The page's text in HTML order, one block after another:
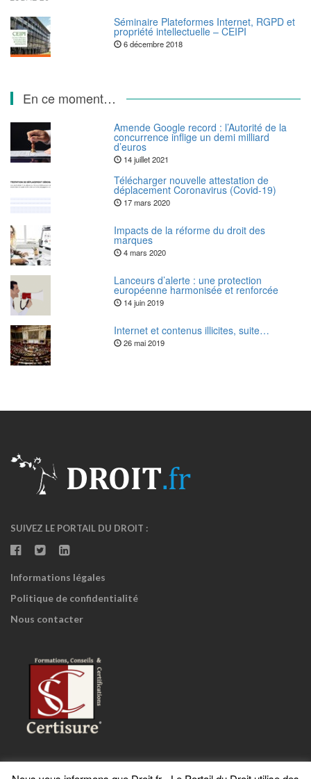
Séminaire Plateformes Internet, RGPD et
propriété intellectuelle – CEIPI
6 décembre 2018
En ce moment…
Amende Google record : l’Autorité de la
concurrence inflige un demi milliard
d’euros
14 juillet 2021
Télécharger nouvelle attestation de
déplacement Coronavirus (Covid-19)
17 mars 2020
Impacts de la réforme du droit des
marques
4 mars 2020
Lanceurs d’alerte : une protection
européenne harmonisée et renforcée
14 juin 2019
Internet et contenus illicites, suite…
26 mai 2019
SUIVEZ LE PORTAIL DU DROIT :
Informations légales
Politique de confidentialité
Nous contacter